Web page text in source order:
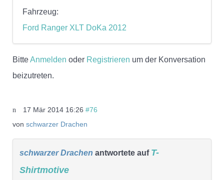
Fahrzeug:
Ford Ranger XLT DoKa 2012
BitteAnmelden oder Registrieren um der Konversation
beizutreten.
17 Mär 2014 16:26 #76
von schwarzer Drachen
schwarzer Drachen antwortete auf T-
Shirtmotive